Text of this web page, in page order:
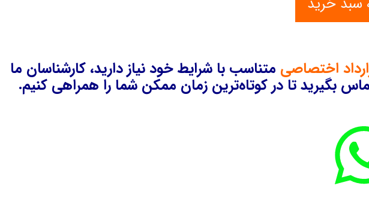
اختصاصی متناسب با شرایط خود نیاز دارید، کارشناسان ما
بگیرید تا در کوتاه‌ترین زمان ممکن شما را همراهی کنیم.